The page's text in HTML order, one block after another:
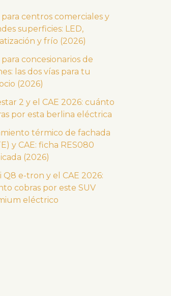
para centros comerciales y
superficies: LED,
y frío (2026)
para concesionarios de
las dos vías para tu
(2026)
2 y el CAE 2026: cuánto
por esta berlina eléctrica
térmico de fachada
y CAE: ficha RES080
(2026)
Q8 e-tron y el CAE 2026:
cobras por este SUV
eléctrico